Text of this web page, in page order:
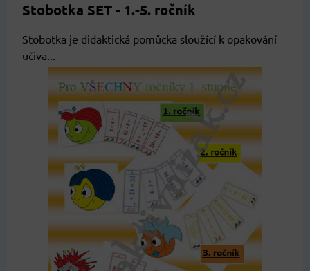
Stobotka SET - 1.-5. ročník
Stobotka je didaktická pomůcka sloužící k opakování
učiva...